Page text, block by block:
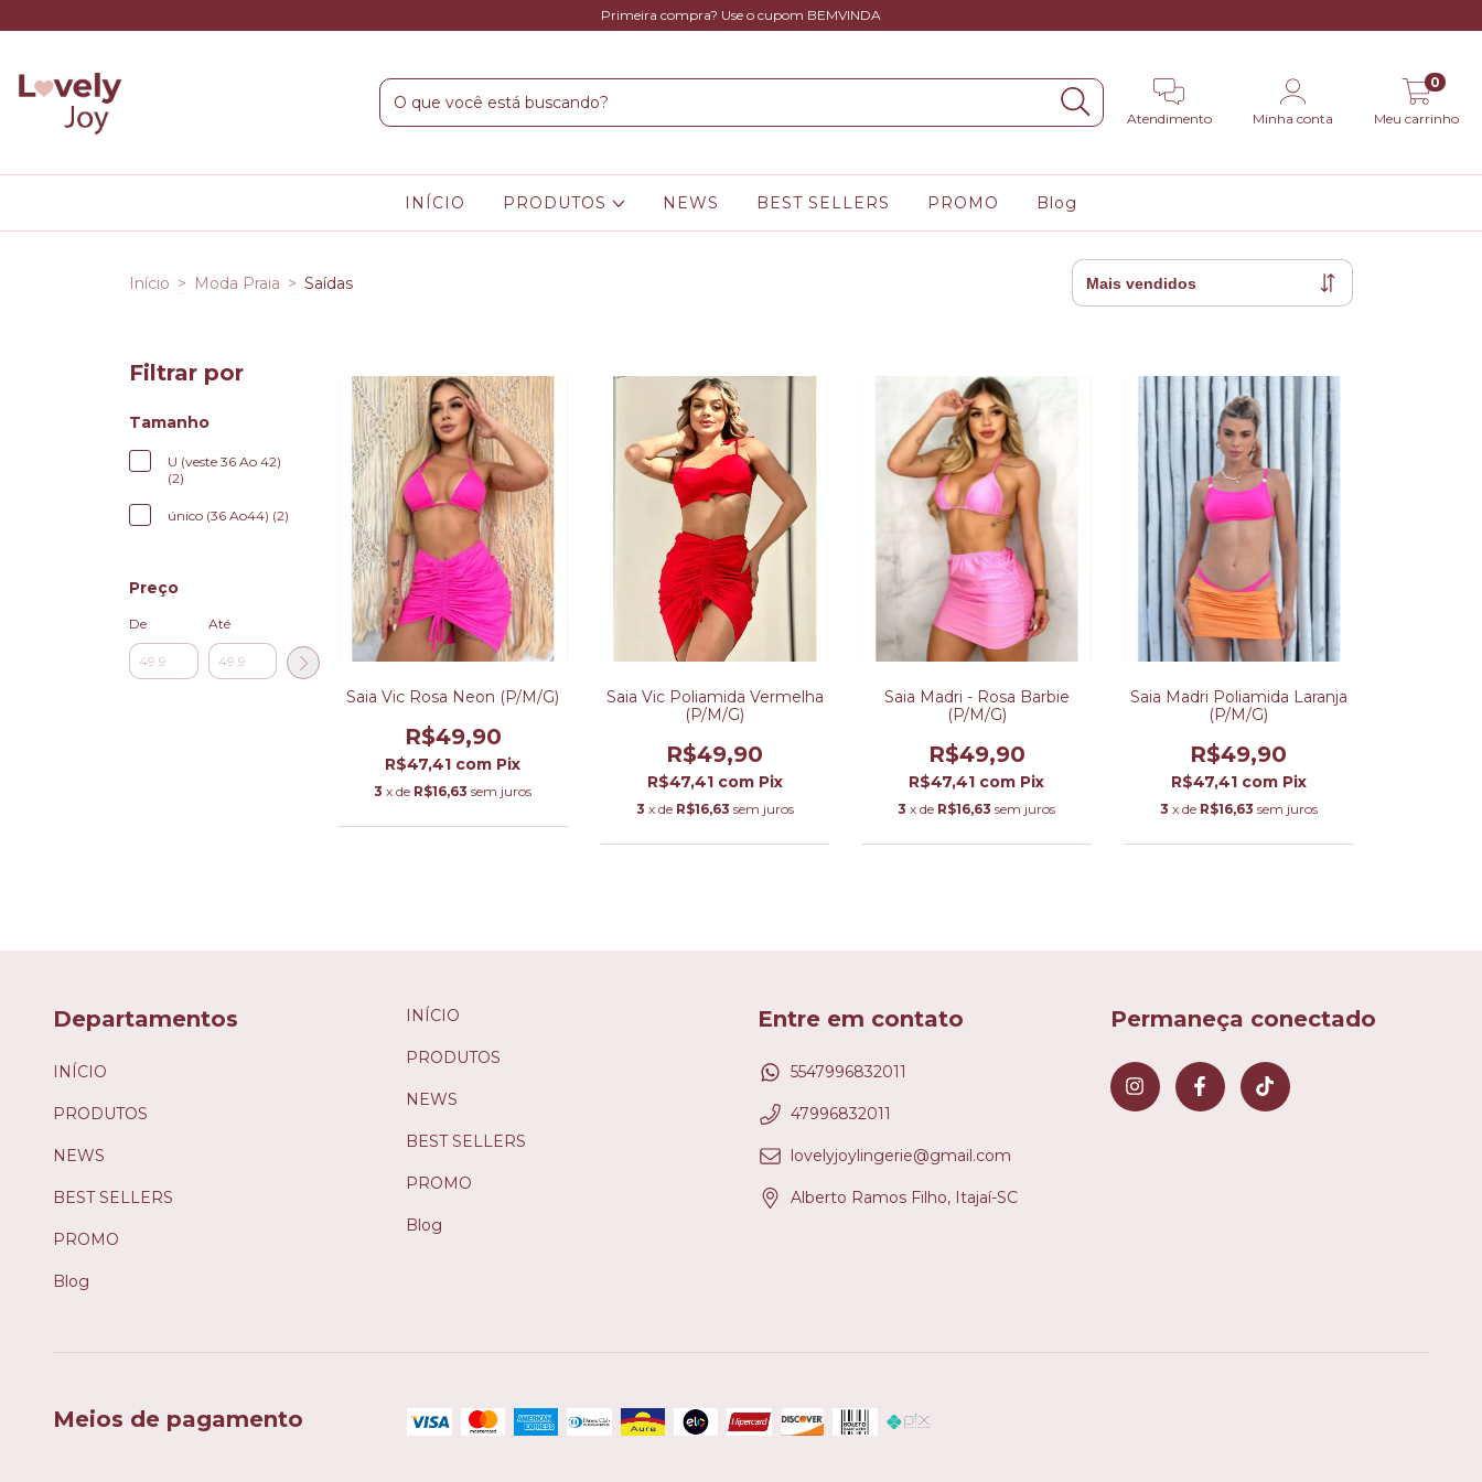
Primeira compra? Use o cupom BEMVINDA
Atendimento Minha conta Meu carrinho
0
INÍCIO PRODUTOS NEWS BEST SELLERS PROMO Blog
Início > Moda Praia > Saídas
Filtrar por
Tamanho
U (veste 36 Ao 42)
(2)
único (36 Ao44) (2)
Preço
De Até
Saia Vic Rosa Neon (P/M/G)
R$49,90
R$47,41 com Pix
3 x de R$16,63 sem juros
Saia Vic Poliamida Vermelha
(P/M/G)
R$49,90
R$47,41 com Pix
3 x de R$16,63 sem juros
Saia Madri - Rosa Barbie
(P/M/G)
R$49,90
R$47,41 com Pix
3 x de R$16,63 sem juros
Saia Madri Poliamida Laranja
(P/M/G)
R$49,90
R$47,41 com Pix
3 x de R$16,63 sem juros
Departamentos
INÍCIO
PRODUTOS
NEWS
BEST SELLERS
PROMO
Blog
INÍCIO
PRODUTOS
NEWS
BEST SELLERS
PROMO
Blog
Entre em contato
5547996832011
47996832011
lovelyjoylingerie@gmail.com
Alberto Ramos Filho, Itajaí-SC
Permaneça conectado
Meios de pagamento